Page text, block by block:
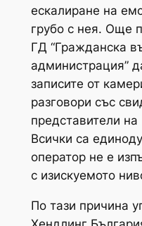
ескалиране на
грубо с нея. Още
ГД “Гражданска
администрация”
записите от
разговори със
представители
Всички са
оператор не е
с изискуемото
По тази причина